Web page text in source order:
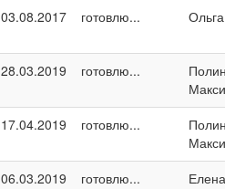
03.08.2017 готовлю...
28.03.2019 готовлю...
17.04.2019 готовлю...
06.03.2019 готовлю... Елена